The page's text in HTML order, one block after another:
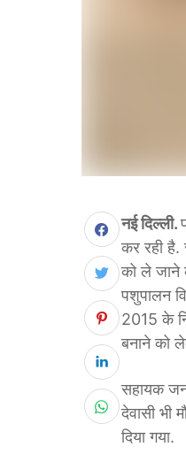
नई दिल्ली.
कर रही
को ले जाने
पशुपालन
2015 के
बनाने को
सहायक
देवासी भी
दिया गया.